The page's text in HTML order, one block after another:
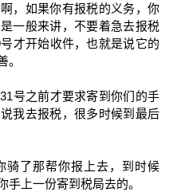
，如果你有报税的义务，你
一般来讲，不要着急去报税
才开始收件，也就是说它的
。
号之前才要求寄到你们的手
我去报税，很多时候到最后
骑了那帮你报上去，到时候
手上一份寄到税局去的。